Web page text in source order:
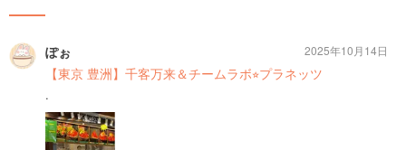
ぽぉ
【東京 豊洲】千客万来＆チームラボ⭐︎プラネッツ
.
2025年10月14日